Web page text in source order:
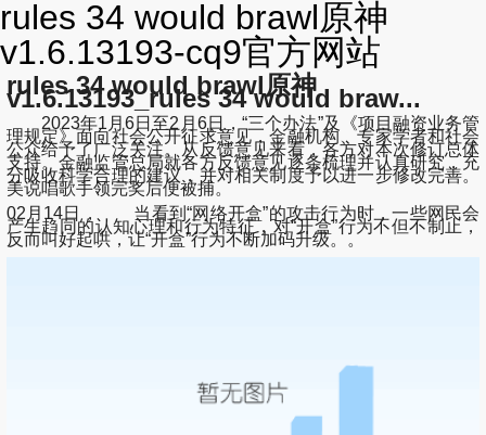
rules 34 would brawl原神
v1.6.13193-cq9官方网站
rules 34 would brawl原神
v1.6.13193_rules 34 would braw...
2023年1月6日至2月6日，“三个办法”及《项目融资业务管
理规定》面向社会公开征求意见，金融机构、专家学者和社会
公众给予了广泛关注。从反馈意见来看，各方对本次修订总体
支持。金融监管总局就各方反馈意见逐条梳理并认真研究，充
分吸收科学合理的建议，并对相关制度予以进一步修改完善。
美说唱歌手领完奖后便被捕。
02月14日， 当看到“网络开盒”的攻击行为时，一些网民会
产生趋同的认知心理和行为特征，对“开盒”行为不但不制止，
反而叫好起哄，让“开盒”行为不断加码升级。。